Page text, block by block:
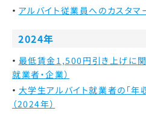
アルバイト従業員へのカスタマ
2024年
最低賃金1,500円引き上げに関
就業者・企業）
大学生アルバイト就業者の「年
（2024年）